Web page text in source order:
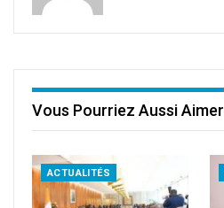
Vous Pourriez Aussi Aimer
ACTUALITÉS